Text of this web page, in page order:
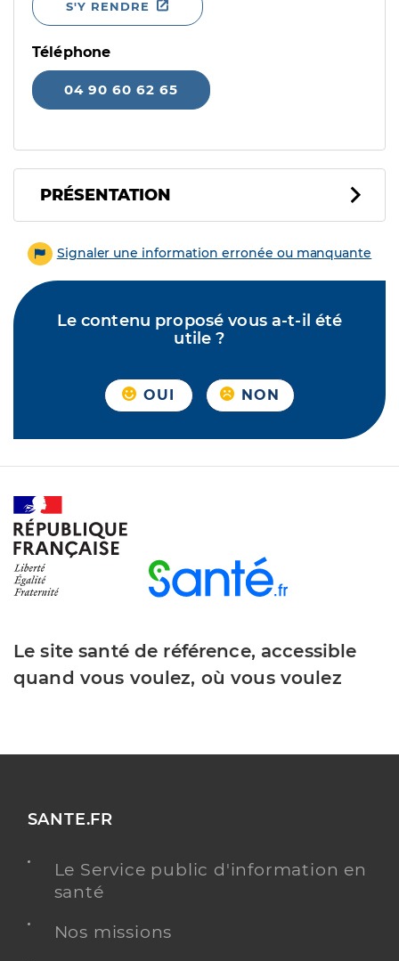
S'Y RENDRE
Téléphone
04 90 60 62 65
PRÉSENTATION
Signaler une information erronée ou manquante
Le contenu proposé vous a-t-il été
utile ?
OUI NON
Le site santé de référence, accessible
quand vous voulez, où vous voulez
SANTE.FR
Le Service public d'information en
santé
Nos missions